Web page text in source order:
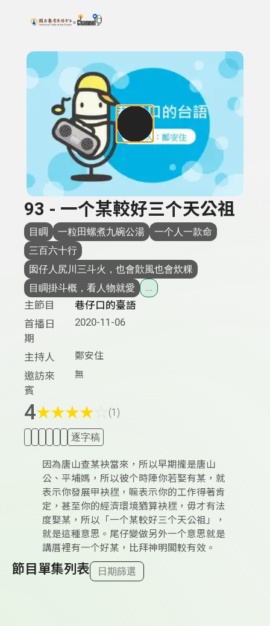
上方功能區塊
搜尋關鍵字：可輸入節目名稱、主持人或關鍵字
93 - 一个某較好三个天公祖
目睭 一粒田螺煮九碗公湯
一个人一款命
三百六十行
囡仔人尻川三斗火，也會歕風也會炊粿
目睭掛斗概，看人物就愛
...
主節目
巷仔口的臺語
首播日
期
2020-11-06
主持人 鄭安住
邀訪來
賓
無
4★★★★ (1)
逐字稿
因為唐山查某袂當來，所以早期攏是唐山
公、平埔媽，所以彼个時陣你若娶有某，就
表示你發展甲袂䆀，嘛表示你的工作得著肯
定，甚至你的經濟環境猶算袂䆀，毋才有法
度娶某，所以「一个某較好三个天公祖」，
就是這種意思。尾仔變做另外一个意思就是
講厝裡有一个好某，比拜神明閣較有效。
節目單集列表 日期篩選